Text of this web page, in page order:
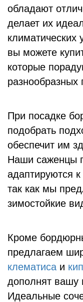
обладают
делает их
вы можете
которые
При посадке
подобрать
обеспечит им
Наши саженцы
адаптируются
так как мы
зимостойкие
Кроме
предлагаем
клематиса и
дополнят вашу
Идеальные